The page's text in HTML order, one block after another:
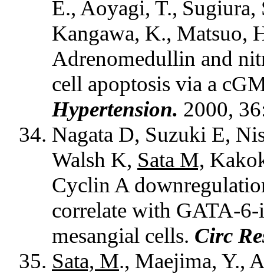
E., Aoyagi, T., Sugiura,
Kangawa, K., Matsuo,
Adrenomedullin and
cell apoptosis via a
Hypertension. 2000,
Nagata D, Suzuki E,
Walsh K, Sata M,
Cyclin A
correlate with GATA-
mesangial cells. Circ
Sata, M., Maejima, Y.,